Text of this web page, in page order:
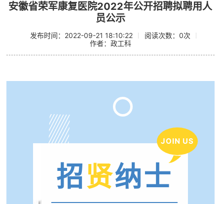
安徽省荣军康复医院2022年公开招聘拟聘用人
员公示
发布时间：2022-09-21 18:10:22 阅读次数：0次
作者：政工科
JOIN US
招贤纳士